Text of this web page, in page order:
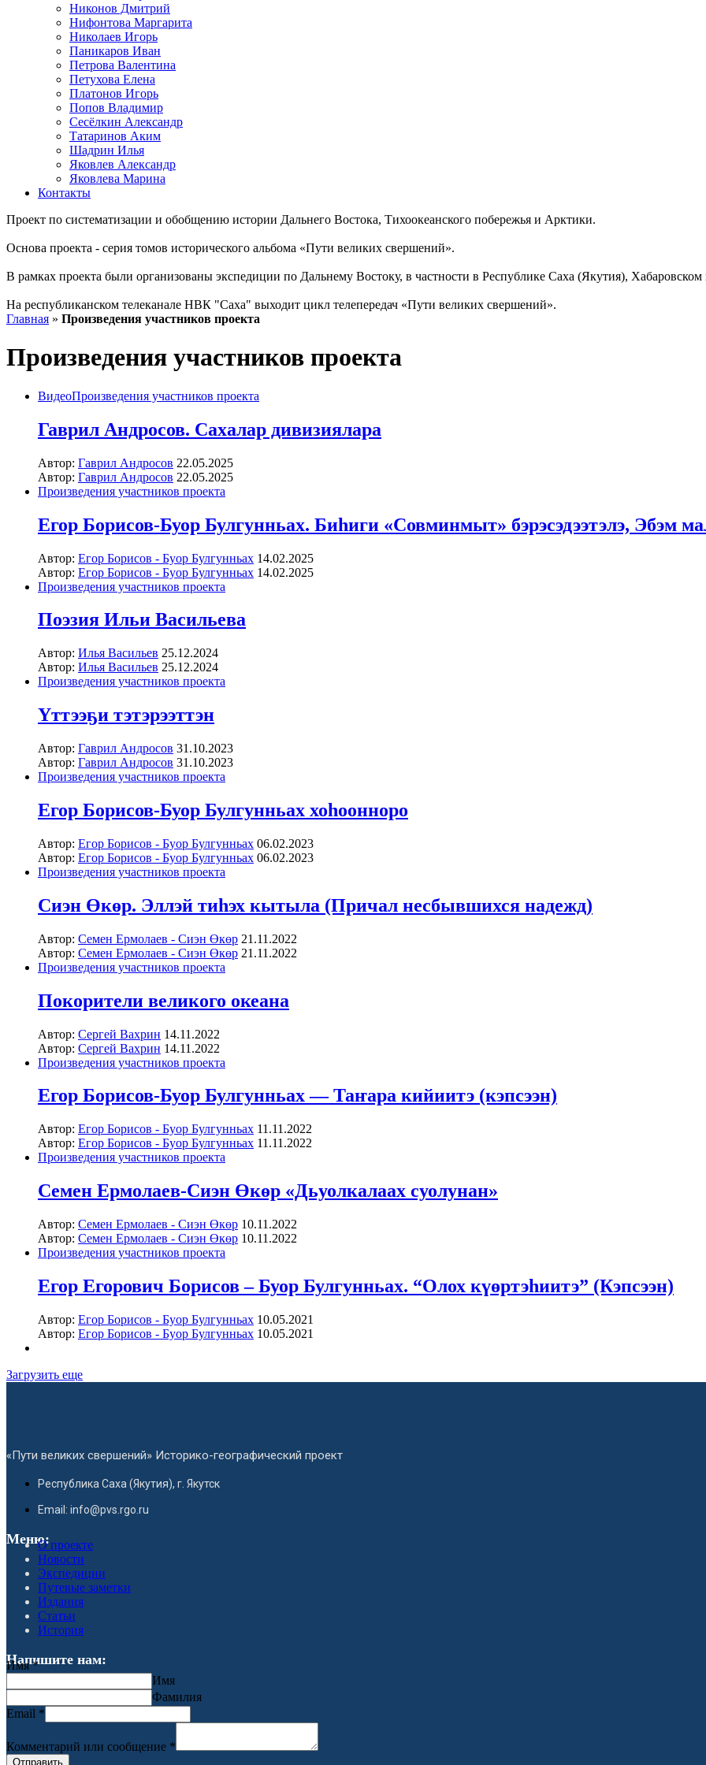
Никонов Дмитрий
Нифонтова Маргарита
Николаев Игорь
Паникаров Иван
Петрова Валентина
Петухова Елена
Платонов Игорь
Попов Владимир
Сесёлкин Александр
Татаринов Аким
Шадрин Илья
Яковлев Александр
Яковлева Марина
Контакты
Проект по систематизации и обобщению истории Дальнего Востока, Тихоокеанского побережья и Арктики.
Основа проекта - серия томов исторического альбома «Пути великих свершений».
В рамках проекта были организованы экспедиции по Дальнему Востоку, в частности в Республике Саха (Якутия),
На республиканском телеканале НВК "Саха" выходит цикл телепередач «Пути великих свершений».
Главная » Произведения участников проекта
Произведения участников проекта
ВидеоПроизведения участников проекта
Гаврил Андросов. Сахалар дивизиялара
Автор: Гаврил Андросов 22.05.2025
Автор: Гаврил Андросов 22.05.2025
Произведения участников проекта
Егор Борисов-Буор Булгунньах. Биһиги «Совминмыт» бэрэсэдээтэлэ, Эбэм
Автор: Егор Борисов - Буор Булгунньах 14.02.2025
Автор: Егор Борисов - Буор Булгунньах 14.02.2025
Произведения участников проекта
Поэзия Ильи Васильева
Автор: Илья Васильев 25.12.2024
Автор: Илья Васильев 25.12.2024
Произведения участников проекта
Үттээҕи тэтэрээттэн
Автор: Гаврил Андросов 31.10.2023
Автор: Гаврил Андросов 31.10.2023
Произведения участников проекта
Егор Борисов-Буор Булгунньах хоһоонноро
Автор: Егор Борисов - Буор Булгунньах 06.02.2023
Автор: Егор Борисов - Буор Булгунньах 06.02.2023
Произведения участников проекта
Сиэн Өкөр. Эллэй тиһэх кытыла (Причал несбывшихся надежд)
Автор: Семен Ермолаев - Сиэн Өкөр 21.11.2022
Автор: Семен Ермолаев - Сиэн Өкөр 21.11.2022
Произведения участников проекта
Покорители великого океана
Автор: Сергей Вахрин 14.11.2022
Автор: Сергей Вахрин 14.11.2022
Произведения участников проекта
Егор Борисов-Буор Булгунньах — Таҥара кийиитэ (кэпсээн)
Автор: Егор Борисов - Буор Булгунньах 11.11.2022
Автор: Егор Борисов - Буор Булгунньах 11.11.2022
Произведения участников проекта
Семен Ермолаев-Сиэн Өкөр «Дьуолкалаах суолунан»
Автор: Семен Ермолаев - Сиэн Өкөр 10.11.2022
Автор: Семен Ермолаев - Сиэн Өкөр 10.11.2022
Произведения участников проекта
Егор Егорович Борисов – Буор Булгунньах. “Олох күөртэһиитэ” (Кэпсээн)
Автор: Егор Борисов - Буор Булгунньах 10.05.2021
Автор: Егор Борисов - Буор Булгунньах 10.05.2021
Загрузить еще
«Пути великих свершений» Историко-географический проект
Республика Саха (Якутия), г. Якутск
Email: info@pvs.rgo.ru
Меню:О проекте
Новости
Экспедиции
Путевые заметки
Издания
Статьи
История
Напишите нам:
Имя*
Имя
Фамилия
Email *
Комментарий или сообщение *
Отправить